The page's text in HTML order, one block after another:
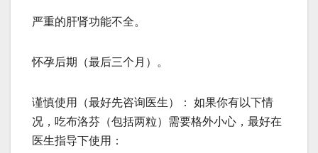
严重的肝肾功能不全。
怀孕后期（最后三个月）。
谨慎使用（最好先咨询医生）： 如果你有以下情
况，吃布洛芬（包括两粒）需要格外小心，最好在
医生指导下使用：